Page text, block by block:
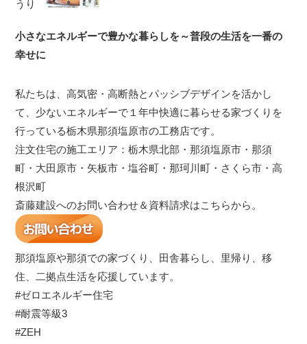
うり
小さなエネルギーで豊かな暮らしを～普段の生活を一番の
幸せに
私たちは、高気密・高断熱とパッシブデザインを活かし
て、少ないエネルギーで１年中快適に暮らせる家づくりを
行っている栃木県那須塩原市の工務店です。
注文住宅の施工エリア：栃木県北部・那須塩原市・那須
町・大田原市・矢板市・塩谷町・那珂川町・さくら市・高
根沢町
斎藤建設へのお問い合わせ＆資料請求はこちらから。
那須塩原や那須での家づくり、田舎暮らし、里帰り、移
住、二拠点生活を応援しています。
#ゼロエネルギー住宅
#耐震等級3
#ZEH